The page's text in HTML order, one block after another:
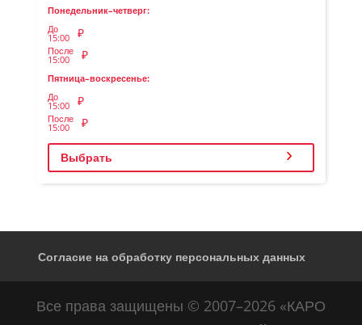
Понедельник–четверг:
До
15:00 ₽
После
15:00 ₽
Пятница–воскресенье:
До
15:00 ₽
После
15:00 ₽
Выбрать
Согласие на обработку персональных данных
Все права защищены © 2007–2026 «КАРО